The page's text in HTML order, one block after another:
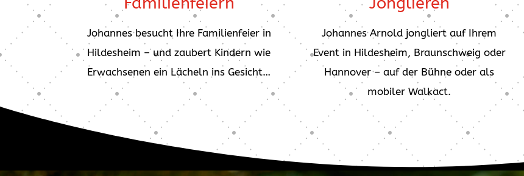
Johannes besucht Ihre Familienfeier in
Hildesheim – und zaubert Kindern wie
Erwachsenen ein Lächeln ins Gesicht…
Johannes Arnold jongliert auf Ihrem
Event in Hildesheim, Braunschweig oder
Hannover – auf der Bühne oder als
mobiler Walkact.